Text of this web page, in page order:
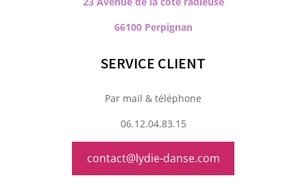
66100 Perpignan
SERVICE CLIENT
Par mail & téléphone
06.12.04.83.15
contact@lydie-danse.com